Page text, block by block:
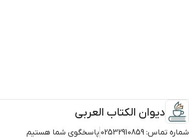
دیوان الکتاب العربی
شماره تماس: 02532910859 پاسخگوی شما هستیم